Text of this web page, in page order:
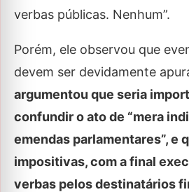
verbas públicas. Nenhum”.
Porém, ele observou que
devem ser devidamente
argumentou que seria
confundir o ato de “mera
emendas parlamentares”, e
impositivas, com a final
verbas pelos destinatários